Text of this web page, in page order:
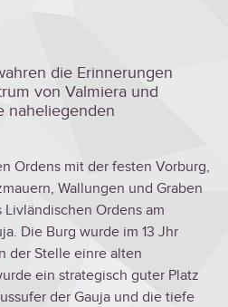
die Erinnerungen
von Valmiera und
naheliegenden
Ordens mit der festen Vorburg,
Wallungen und Graben
Ordens am
Die Burg wurde im 13 Jhr
der Stelle einre alten
ein strategisch guter Platz
der Gauja und die tiefe